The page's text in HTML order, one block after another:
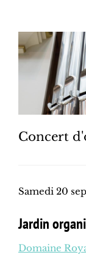
Concert
Samedi 20
Jardin
Domaine